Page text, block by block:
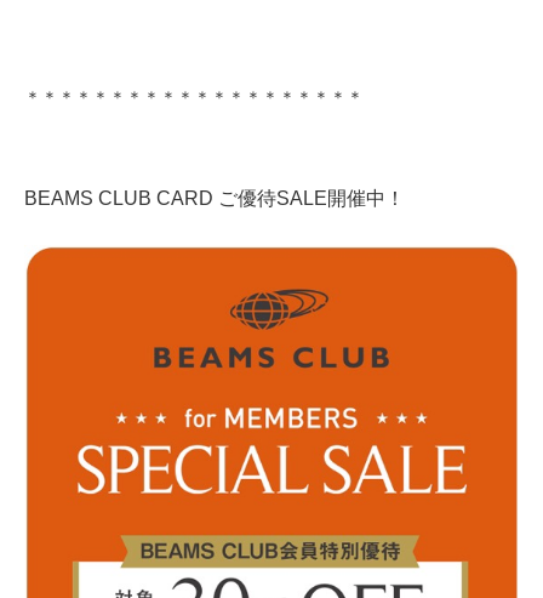
＊＊＊＊＊＊＊＊＊＊＊＊＊＊＊＊＊＊＊＊
BEAMS CLUB CARD ご優待SALE開催中！